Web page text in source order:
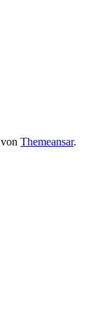
von Themeansar.